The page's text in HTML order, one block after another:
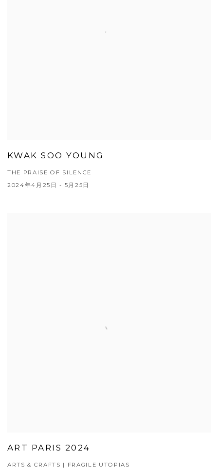
KWAK SOO YOUNG
THE PRAISE OF SILENCE
2024年4月25日 - 5月25日
ART PARIS 2024
ARTS & CRAFTS | FRAGILE UTOPIAS